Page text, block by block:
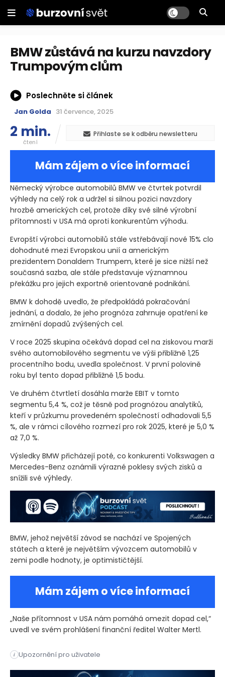
BMW zůstává na kurzu navzdory
Trumpovým clům
Poslechněte si článek
Jan Golda 31 července, 2025
2 min.
čtení
Přihlaste se k odběru newsletteru
Mám zájem o více informací
Německý výrobce automobilů BMW ve čtvrtek potvrdil
výhledy na celý rok a udržel si silnou pozici navzdory
hrozbě amerických cel, protože díky své silné výrobní
přítomnosti v USA má oproti konkurentům výhodu.
Evropští výrobci automobilů stále vstřebávají nové 15% clo
dohodnuté mezi Evropskou unií a americkým
prezidentem Donaldem Trumpem, které je sice nižší než
současná sazba, ale stále představuje významnou
překážku pro jejich exportně orientované podnikání.
BMW k dohodě uvedlo, že předpokládá pokračování
jednání, a dodalo, že jeho prognóza zahrnuje opatření ke
zmírnění dopadů zvýšených cel.
V roce 2025 skupina očekává dopad cel na ziskovou marži
svého automobilového segmentu ve výši přibližně 1,25
procentního bodu, uvedla společnost. V první polovině
roku byl tento dopad přibližně 1,5 bodu.
Ve druhém čtvrtletí dosáhla marže EBIT v tomto
segmentu 5,4 %, což je těsně pod prognózou analytiků,
kteří v průzkumu provedeném společností odhadovali 5,5
%, ale v rámci cílového rozmezí pro rok 2025, které je 5,0 %
až 7,0 %.
Výsledky BMW přicházejí poté, co konkurenti Volkswagen a
Mercedes-Benz oznámili výrazné poklesy svých zisků a
snížili své výhledy.
BMW, jehož největší závod se nachází ve Spojených
státech a které je největším vývozcem automobilů v
zemi podle hodnoty, je optimističtější.
Mám zájem o více informací
„Naše přítomnost v USA nám pomáhá omezit dopad cel,“
uvedl ve svém prohlášení finanční ředitel Walter Mertl.
i Upozornění pro uživatele
Německý výrobce automobilů BMW ve čtvrtek potvrdil